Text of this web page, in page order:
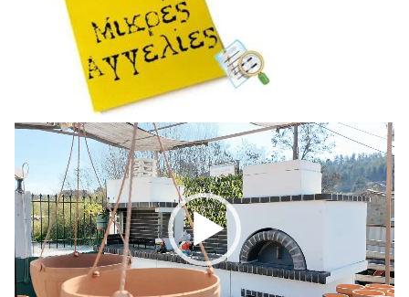
Πρόγραμμα
Αναπαραγωγής
Βίντεο